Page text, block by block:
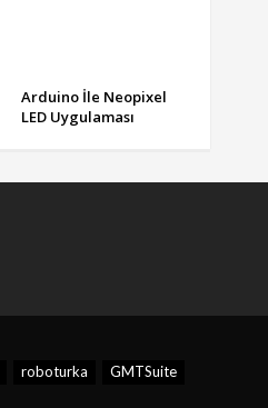
Arduino İle Neopixel
LED Uygulaması
roboturka
GMTSuite